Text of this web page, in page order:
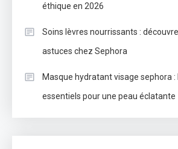
éthique en 2026
Soins lèvres nourrissants :
astuces chez Sephora
Masque hydratant visage sephora
essentiels pour une peau éclatante